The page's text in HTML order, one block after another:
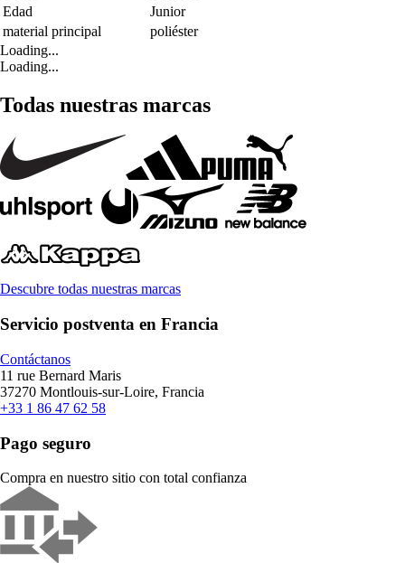
Edad
Junior
material principal
poliéster
Loading...
Loading...
Todas nuestras marcas
Descubre todas nuestras marcas
Servicio postventa en Francia
Contáctanos
11 rue Bernard Maris
37270 Montlouis-sur-Loire, Francia
+33 1 86 47 62 58
Pago seguro
Compra en nuestro sitio con total confianza